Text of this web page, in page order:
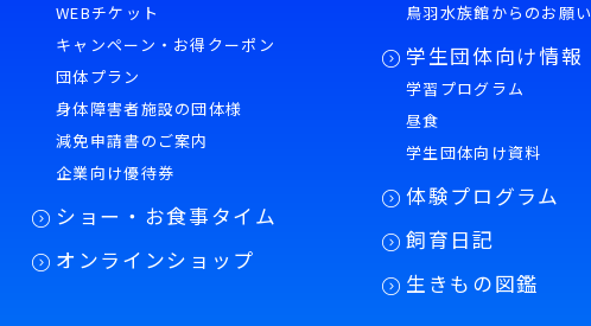
WEBチケット
キャンペーン・お得クーポン
団体プラン
身体障害者施設の団体様
減免申請書のご案内
企業向け優待券
ショー・お食事タイム
オンラインショップ
鳥羽水族館からのお願い
学生団体向け情報
学習プログラム
昼食
学生団体向け資料
体験プログラム
飼育日記
生きもの図鑑